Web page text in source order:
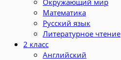
Окружающий мир
Математика
Русский язык
Литературное чтение
2 класс
Английский